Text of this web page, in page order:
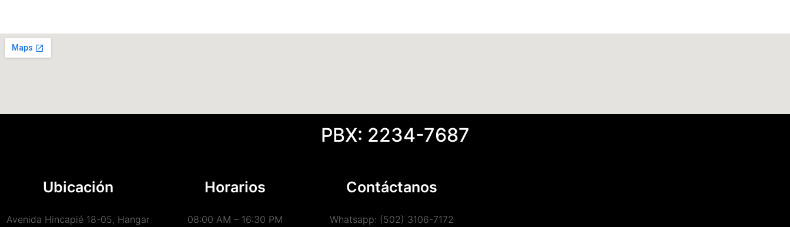
PBX: 2234-7687
Ubicación
Avenida Hincapié 18-05, Hangar
Horarios
08:00 AM – 16:30 PM
Contáctanos
Whatsapp: (502) 3106-7172